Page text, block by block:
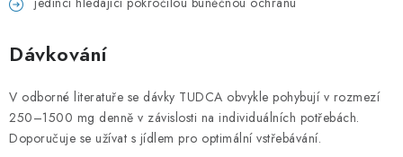
Dávkování
V odborné literatuře se dávky TUDCA obvykle pohybují v rozmezí
250–1500 mg denně v závislosti na individuálních potřebách.
Doporučuje se užívat s jídlem pro optimální vstřebávání.